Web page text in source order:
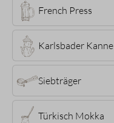
French Press
Karlsbader Kanne
Siebträger
Türkisch Mokka